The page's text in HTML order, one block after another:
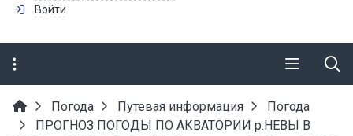
Войти
Погода Путевая информация
Погода
ПРОГНОЗ ПОГОДЫ ПО АКВАТОРИИ р.НЕВЫ В